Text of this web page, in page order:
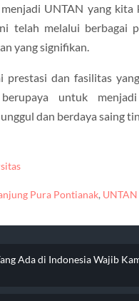
UNTAN yang kita
telah melalui berbagai
yang signifikan.
prestasi dan fasilitas
untuk
dan berdaya saing
Pura Pontianak, UNTAN
Ada di Indonesia Wajib